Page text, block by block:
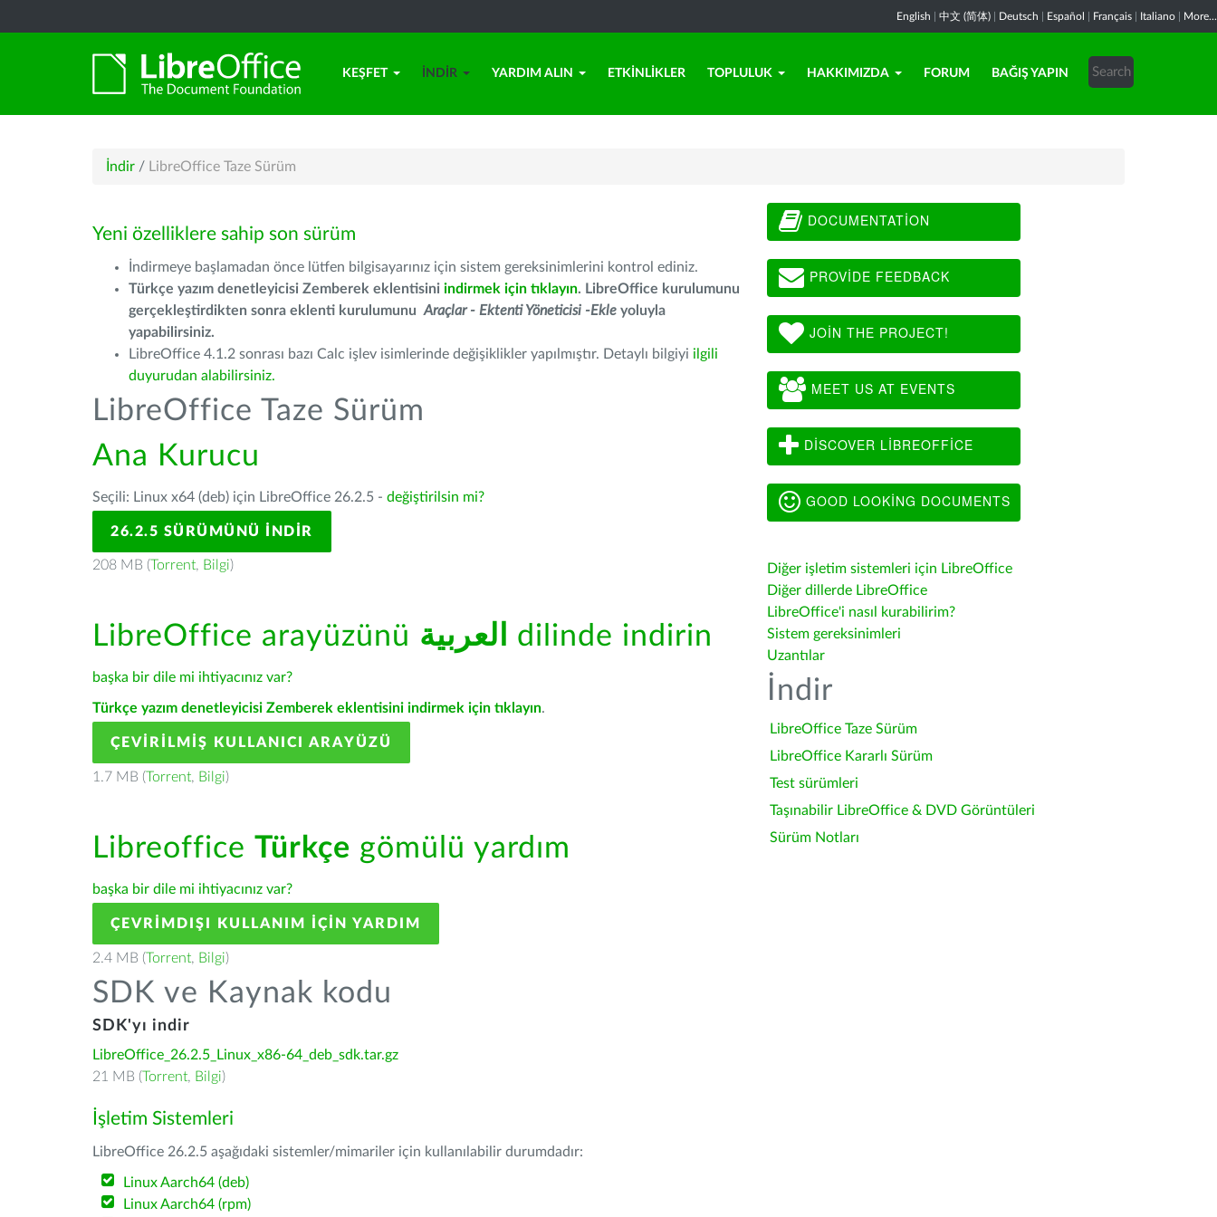
English 中文 (简体) Deutsch Español Français Italiano More...
KEŞFET İNDIR YARDIM ALIN ETKINLIKLER TOPLULUK HAKKIMIZDA FORUM BAĞIŞ YAPIN
İndir / LibreOffice Taze Sürüm
Yeni özelliklere sahip son sürüm
İndirmeye başlamadan önce lütfen bilgisayarınız için sistem gereksinimlerini kontrol ediniz.
Türkçe yazım denetleyicisi Zemberek eklentisini indirmek için tıklayın. LibreOffice kurulumunu
gerçekleştirdikten sonra eklenti kurulumunu Araçlar - Ektenti Yöneticisi -Ekle yoluyla
yapabilirsiniz.
LibreOffice 4.1.2 sonrası bazı Calc işlev isimlerinde değişiklikler yapılmıştır. Detaylı bilgiyi ilgili
duyurudan alabilirsiniz.
LibreOffice Taze Sürüm
Ana Kurucu
Seçili: Linux x64 (deb) için LibreOffice 26.2.5 - değiştirilsin mi?
26.2.5 SÜRÜMÜNÜ İNDIR
208 MB (Torrent, Bilgi)
LibreOffice arayüzünü العربية dilinde indirin
başka bir dile mi ihtiyacınız var?
Türkçe yazım denetleyicisi Zemberek eklentisini indirmek için tıklayın.
ÇEVIRILMIŞ KULLANICI ARAYÜZÜ
1.7 MB (Torrent, Bilgi)
Libreoffice Türkçe gömülü yardım
başka bir dile mi ihtiyacınız var?
ÇEVRIMDIŞI KULLANIM IÇIN YARDIM
2.4 MB (Torrent, Bilgi)
SDK ve Kaynak kodu
SDK'yı indir
LibreOffice_26.2.5_Linux_x86-64_deb_sdk.tar.gz
21 MB (Torrent, Bilgi)
İşletim Sistemleri
LibreOffice 26.2.5 aşağıdaki sistemler/mimariler için kullanılabilir durumdadır:
Linux Aarch64 (deb)
Linux Aarch64 (rpm)
DOCUMENTATION
PROVIDE FEEDBACK
JOIN THE PROJECT!
MEET US AT EVENTS
DISCOVER LIBREOFFICE
GOOD LOOKING DOCUMENTS
Diğer işletim sistemleri için LibreOffice
Diğer dillerde LibreOffice
LibreOffice'i nasıl kurabilirim?
Sistem gereksinimleri
Uzantılar
İndir
LibreOffice Taze Sürüm
LibreOffice Kararlı Sürüm
Test sürümleri
Taşınabilir LibreOffice & DVD Görüntüleri
Sürüm Notları